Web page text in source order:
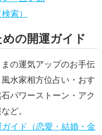
索）
の開運ガイド
の運気アップのお手伝
水家相方位占い・おす
パワーストーン・アク
ど。
イド（恋愛・結婚・金